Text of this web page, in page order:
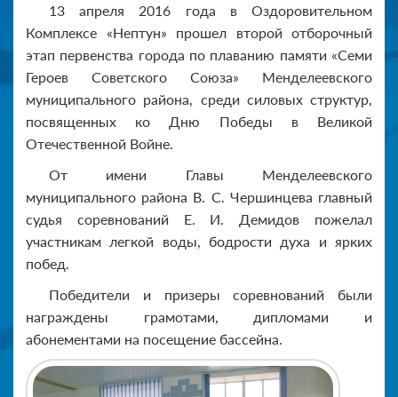
13 апреля 2016 года в Оздоровительном
Комплексе «Нептун» прошел второй отборочный
этап первенства города по плаванию памяти «Семи
Героев Советского Союза» Менделеевского
муниципального района, среди силовых структур,
посвященных ко Дню Победы в Великой
Отечественной Войне.
От имени Главы Менделеевского
муниципального района В. С. Чершинцева главный
судья соревнований Е. И. Демидов пожелал
участникам легкой воды, бодрости духа и ярких
побед.
Победители и призеры соревнований были
награждены грамотами, дипломами и
абонементами на посещение бассейна.